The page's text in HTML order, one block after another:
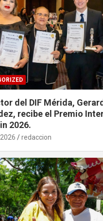
del DIF Mérida,
recibe el Premio
2026.
redaccion